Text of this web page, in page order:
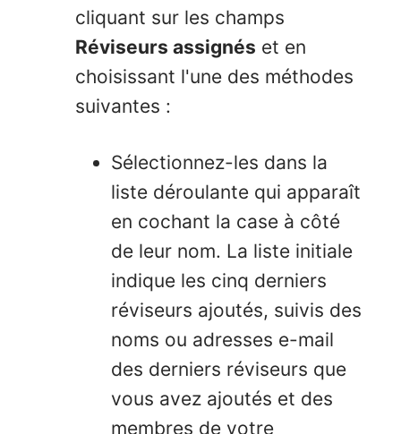
cliquant sur les champs
Réviseurs assignés et en
choisissant l'une des méthodes
suivantes :
Sélectionnez-les dans la
liste déroulante qui apparaît
en cochant la case à côté
de leur nom. La liste initiale
indique les cinq derniers
réviseurs ajoutés, suivis des
noms ou adresses e-mail
des derniers réviseurs que
vous avez ajoutés et des
membres de votre